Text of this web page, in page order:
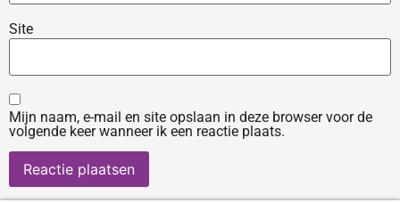
Site
Mijn naam, e-mail en site opslaan in deze browser voor de
volgende keer wanneer ik een reactie plaats.